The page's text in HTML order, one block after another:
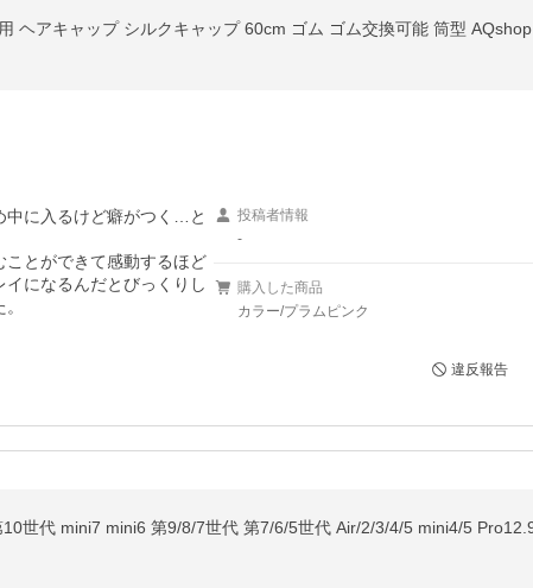
ヘアキャップ シルクキャップ 60cm ゴム ゴム交換可能 筒型 AQshop
中に入るけど癖がつく…と
とができて感動するほど
になるんだとびっくりし
投稿者情報
-
購入した商品
カラー/プラムピンク
違反報告